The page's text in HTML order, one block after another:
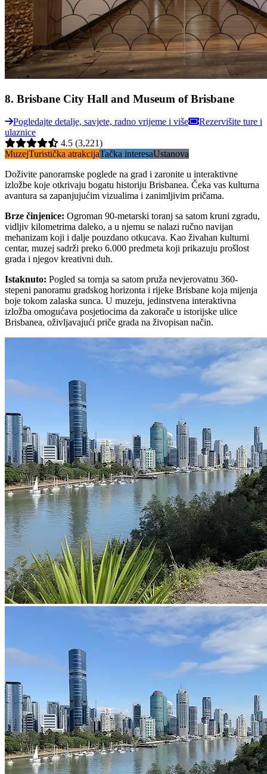
8. Brisbane City Hall and Museum of Brisbane
Pogledajte detalje, savjete, radno vrijeme i više
Rezervišite ture i
ulaznice
4.5 (3,221)
MuzejTuristička atrakcijaTačka interesaUstanova
Doživite panoramske poglede na grad i zaronite u interaktivne
izložbe koje otkrivaju bogatu historiju Brisbanea. Čeka vas kulturna
avantura sa zapanjujućim vizualima i zanimljivim pričama.
Brze činjenice: Ogroman 90-metarski toranj sa satom kruni zgradu,
vidljiv kilometrima daleko, a u njemu se nalazi ručno navijan
mehanizam koji i dalje pouzdano otkucava. Kao živahan kulturni
centar, muzej sadrži preko 6.000 predmeta koji prikazuju prošlost
grada i njegov kreativni duh.
Istaknuto: Pogled sa tornja sa satom pruža nevjerovatnu 360-
stepeni panoramu gradskog horizonta i rijeke Brisbane koja mijenja
boje tokom zalaska sunca. U muzeju, jedinstvena interaktivna
izložba omogućava posjetiocima da zakorače u istorijske ulice
Brisbanea, oživljavajući priče grada na živopisan način.